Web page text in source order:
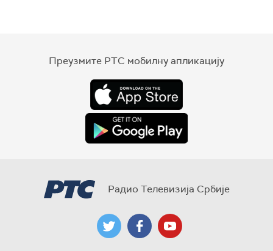
Преузмите РТС мобилну апликацију
Радио Телевизија Србије